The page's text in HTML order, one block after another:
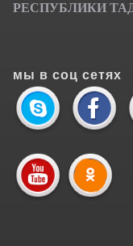
РЕСПУБЛИКИ
мы в соц сетях